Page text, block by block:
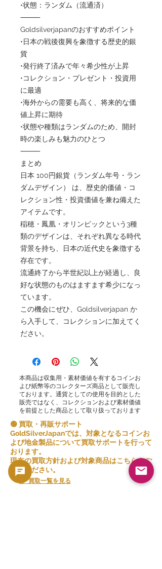
•状態：ランダム（流通済）
⸻
Goldsilverjapanのおすすめポイント
•日本の戦後復興を象徴する歴史的銀
貨
•発行終了済みで年々希少性が上昇
•コレクション・プレゼント・投資用
に最適
•海外からの需要も高く、将来的な価
値上昇に期待
•状態や種類はランダムのため、開封
時の楽しみも魅力のひとつ
⸻
まとめ
日本 100円銀貨（ランダム年号・ラン
ダムデザイン） は、歴史的価値・コ
レクション性・投資価値を兼ね備えた
アイテムです。
稲穂・鳳凰・オリンピックという3種
類のデザインは、それぞれ異なる時代
背景を持ち、日本の近代史を象徴する
存在です。
流通終了から半世紀以上が経過し、良
好な状態のものはますます希少になっ
ています。
この機会にぜひ、Goldsilverjapan か
ら入手して、コレクションに加えてく
ださい。
本商品は収集用・素材価値を有するコインお
よび紙幣等のコレクターズ商品として販売し
ております。通貨としての使用を目的とした
販売ではなく、コレクションおよび素材価値
を前提とした商品として取り扱っております
🟢 買取・再販サポート
GoldSilverJapanでは、対象となるコインお
よび地金製品について買取サポートを行って
おります。
現在の買取方針および対象商品はこちらをご
確認ください。
👉 買取一覧を見る